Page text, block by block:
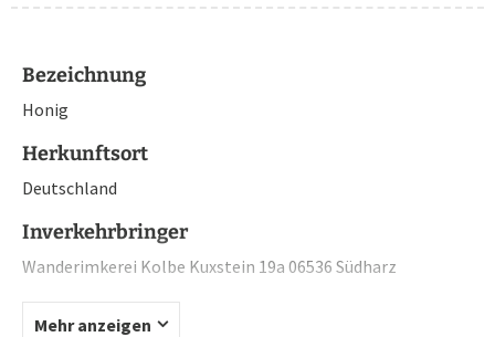
Bezeichnung
Honig
Herkunftsort
Deutschland
Inverkehrbringer
Wanderimkerei Kolbe Kuxstein 19a 06536 Südharz
Mehr anzeigen